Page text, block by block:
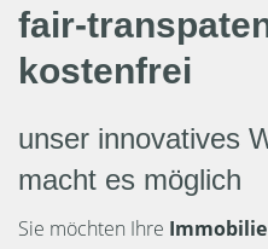
fair-
kostenfrei
unser innovatives
macht es möglich
Sie möchten Ihre